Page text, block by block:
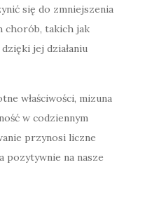
się do zmniejszenia
chorób, takich jak
dzięki jej działaniu
właściwości, mizuna
w codziennym
przynosi liczne
pozytywnie na nasze